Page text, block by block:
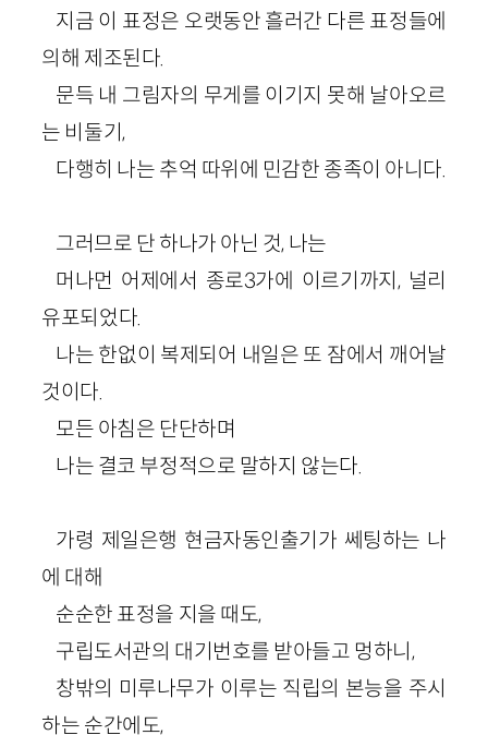
지금 이 표정은 오랫동안 흘러간 다른 표정들에
의해 제조된다.
문득 내 그림자의 무게를 이기지 못해 날아오르
는 비둘기,
다행히 나는 추억 따위에 민감한 종족이 아니다.
그러므로 단 하나가 아닌 것, 나는
머나먼 어제에서 종로3가에 이르기까지, 널리
유포되었다.
나는 한없이 복제되어 내일은 또 잠에서 깨어날
것이다.
모든 아침은 단단하며
나는 결코 부정적으로 말하지 않는다.
가령 제일은행 현금자동인출기가 쎄팅하는 나
에 대해
순순한 표정을 지을 때도,
구립도서관의 대기번호를 받아들고 멍하니,
창밖의 미루나무가 이루는 직립의 본능을 주시
하는 순간에도,